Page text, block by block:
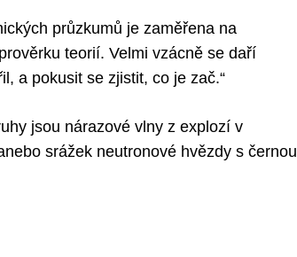
průzkumů je zaměřena na
teorií. Velmi vzácně se daří
a pokusit se zjistit, co je zač.“
jsou nárazové vlny z explozí v
srážek neutronové hvězdy s černou